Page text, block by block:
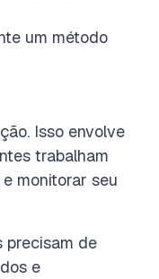
um método
Isso envolve
trabalham
monitorar seu
precisam de
e